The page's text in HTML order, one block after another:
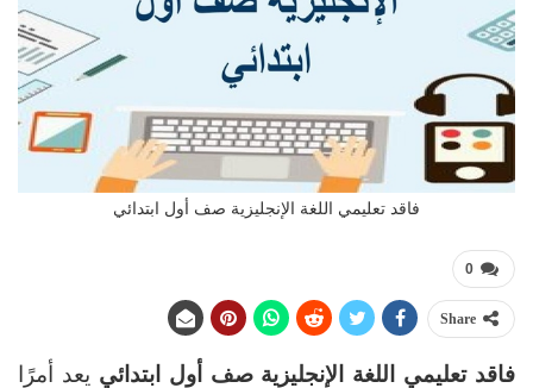
فاقد تعليمي اللغة الإنجليزية صف أول ابتدائي
0
Share
فاقد تعليمي اللغة الإنجليزية صف أول ابتدائي يعد أمرًا